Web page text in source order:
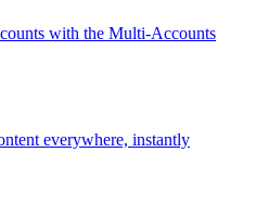
with the Multi-Accounts
everywhere, instantly